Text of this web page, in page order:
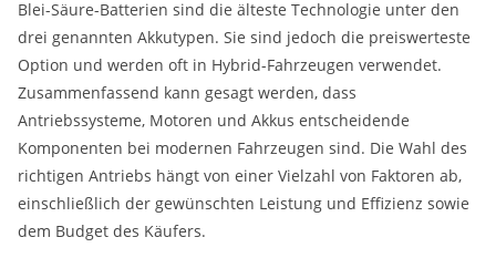
Blei-Säure-Batterien sind die älteste Technologie unter den
drei genannten Akkutypen. Sie sind jedoch die preiswerteste
Option und werden oft in Hybrid-Fahrzeugen verwendet.
Zusammenfassend kann gesagt werden, dass
Antriebssysteme, Motoren und Akkus entscheidende
Komponenten bei modernen Fahrzeugen sind. Die Wahl des
richtigen Antriebs hängt von einer Vielzahl von Faktoren ab,
einschließlich der gewünschten Leistung und Effizienz sowie
dem Budget des Käufers.